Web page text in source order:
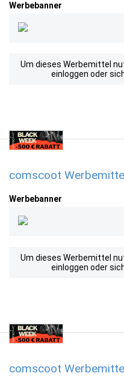
Werbebanner
Um dieses Werbemittel
einloggen oder
comscoot
Werbebanner
Um dieses Werbemittel
einloggen oder
comscoot